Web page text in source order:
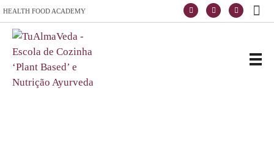
HEALTH FOOD ACADEMY